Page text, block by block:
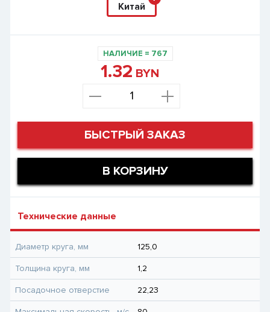
НАЛИЧИЕ = 767
1.32 BYN
БЫСТРЫЙ ЗАКАЗ
В КОРЗИНУ
Китай
Технические данные
Диаметр круга, мм 125,0
Толщина круга, мм 1,2
Посадочное отверстие 22,23